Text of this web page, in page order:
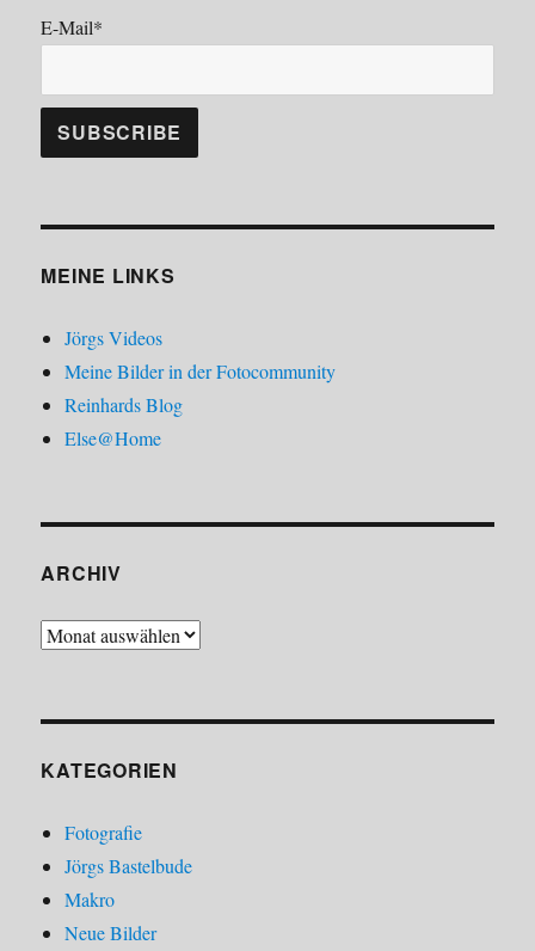
E-Mail*
MEINE LINKS
Jörgs Videos
Meine Bilder in der Fotocommunity
Reinhards Blog
Else@Home
ARCHIV
Archiv
KATEGORIEN
Fotografie
Jörgs Bastelbude
Makro
Neue Bilder